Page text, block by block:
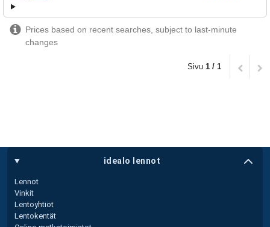
Prices based on recent searches, subject to last-minute
changes
Sivu 1 / 1
idealo lennot
Lennot
Vinkit
Lentoyhtiöt
Lentokentät